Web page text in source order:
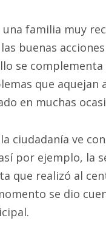
familia muy
buenas
se
que aquejan
en muchas
ciudadanía ve
por ejemplo, la
que realizó al
se dio